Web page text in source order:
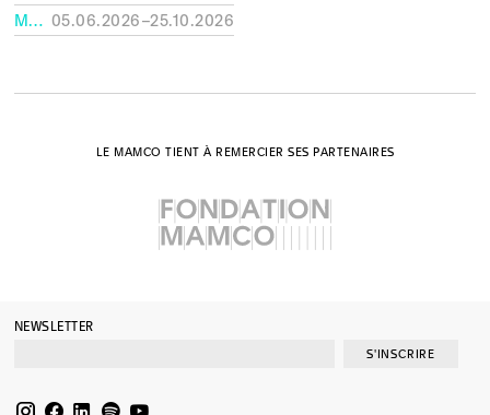
MUSÉE RATH, GENÈVE 05.06.2026–25.10.2026
LE MAMCO TIENT À REMERCIER SES PARTENAIRES
NEWSLETTER
S'INSCRIRE